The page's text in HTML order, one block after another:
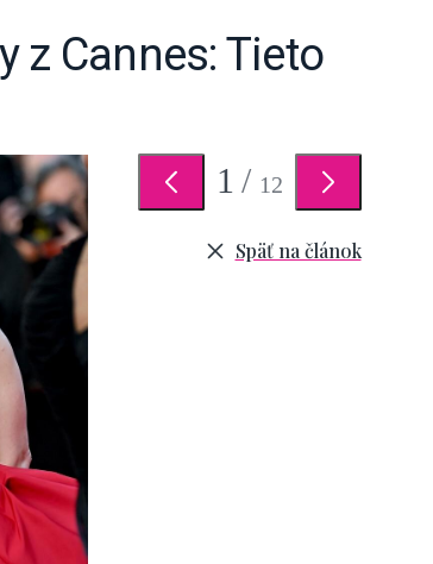
z Cannes: Tieto
1 / 12
Späť na článok